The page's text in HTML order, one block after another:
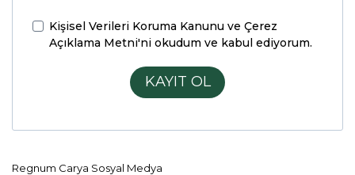
Kişisel Verileri Koruma Kanunu ve Çerez
Açıklama Metni'ni okudum ve kabul ediyorum.
KAYIT OL
Regnum Carya Sosyal Medya